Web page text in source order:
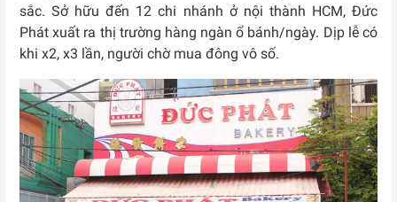
sắc. Sở hữu đến 12 chi nhánh ở nội thành HCM, Đức
Phát xuất ra thị trường hàng ngàn ổ bánh/ngày. Dịp lễ có
khi x2, x3 lần, người chờ mua đông vô số.